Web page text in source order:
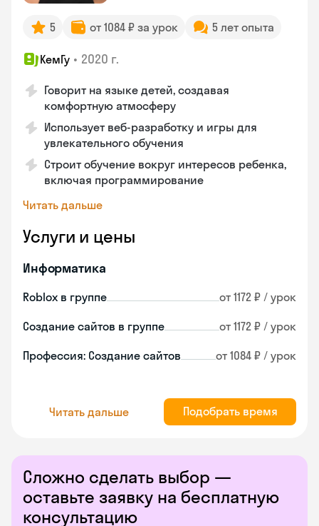
5 от 1084 ₽ за урок 5 лет опыта
КемГу • 2020 г.
Говорит на языке детей, создавая
комфортную атмосферу
Использует веб-разработку и игры для
увлекательного обучения
Строит обучение вокруг интересов ребенка,
включая программирование
Читать дальше
Услуги и цены
Информатика
Roblox в группе от 1172 ₽ / урок
Создание сайтов в группе от 1172 ₽ / урок
Профессия: Создание сайтов от 1084 ₽ / урок
Читать дальше Подобрать время
Сложно сделать выбор —
оставьте заявку на бесплатную
консультацию